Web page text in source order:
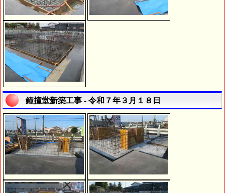
鐘撞堂新築工事 - 令和７年３月１８日